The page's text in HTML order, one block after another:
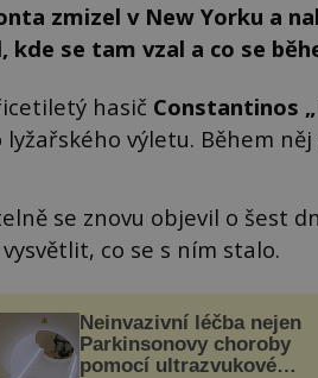
zmizel v New Yorku a
kde se tam vzal a co se
hasič Constantinos
výletu. Během
se znovu objevil o šest
co se s ním stalo.
Neinvazivní léčba nejen
Parkinsonovy choroby
pomocí ultrazvukové